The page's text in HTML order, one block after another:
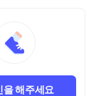
을 해주세요